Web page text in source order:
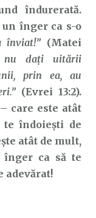
îndurerată.
înger ca s-o
înviat!” (Matei
nu daţi uitării
prin ea, au
(Evrei 13:2).
care este atât
îndoiești de
atât de mult,
ca să te
adevărat!